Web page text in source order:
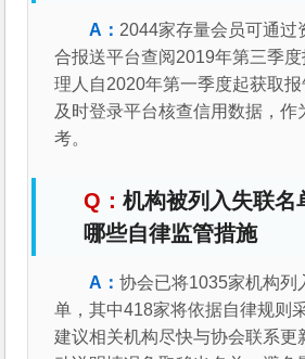
2044家存量会员可通过
合报送平台查阅2019年第三季
理人自2020年第一季度起获取报
及时登录平台核查信用数据，作
考。
机构被列入失联名
哪些自律监管措施
协会已将1035家机构列
单，其中418家将依据自律规则
建议相关机构尽快与协会联系更